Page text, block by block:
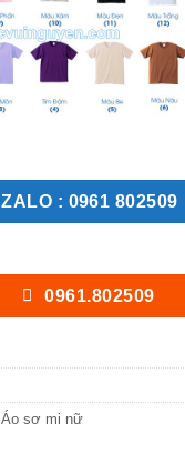
ZALO : 0961 802509
0961.802509
Áo sơ mi nữ